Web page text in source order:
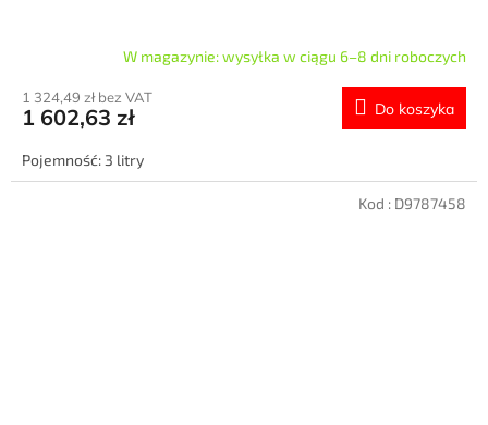
W magazynie: wysyłka w ciągu 6–8 dni roboczych
1 324,49 zł bez VAT
1 602,63 zł Do koszyka
Pojemność: 3 litry
Kod : D9787458